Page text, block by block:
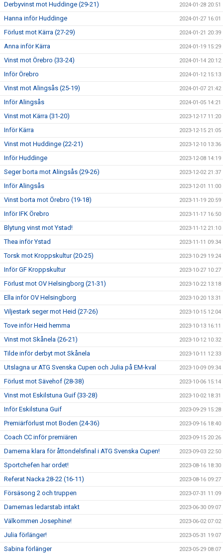
Derbyvinst mot Huddinge (29-21) 2024-01-28 20:51
Hanna inför Huddinge 2024-01-27 16:01
Förlust mot Kärra (27-29) 2024-01-21 20:39
Anna inför Kärra 2024-01-19 15:29
Vinst mot Örebro (33-24) 2024-01-14 20:12
Inför Örebro 2024-01-12 15:13
Vinst mot Alingsås (25-19) 2024-01-07 21:42
Inför Alingsås 2024-01-05 14:21
Vinst mot Kärra (31-20) 2023-12-17 11:20
Inför Kärra 2023-12-15 21:05
Vinst mot Huddinge (22-21) 2023-12-10 13:36
Inför Huddinge 2023-12-08 14:19
Seger borta mot Alingsås (29-26) 2023-12-02 21:37
Inför Alingsås 2023-12-01 11:00
Vinst borta mot Örebro (19-18) 2023-11-19 20:59
Inför IFK Örebro 2023-11-17 16:50
Blytung vinst mot Ystad! 2023-11-12 21:10
Thea inför Ystad 2023-11-11 09:34
Torsk mot Kroppskultur (20-25) 2023-10-29 19:24
Inför GF Kroppskultur 2023-10-27 10:27
Förlust mot OV Helsingborg (21-31) 2023-10-22 13:18
Ella inför OV Helsingborg 2023-10-20 13:31
Viljestark seger mot Heid (27-26) 2023-10-15 12:04
Tove inför Heid hemma 2023-10-13 16:11
Vinst mot Skånela (26-21) 2023-10-12 10:32
Tilde inför derbyt mot Skånela 2023-10-11 12:33
Utslagna ur ATG Svenska Cupen och Julia på EM-kval 2023-10-09 09:34
Förlust mot Sävehof (28-38) 2023-10-06 15:14
Vinst mot Eskilstuna Guif (33-28) 2023-10-02 18:31
Inför Eskilstuna Guif 2023-09-29 15:28
Premiärförlust mot Boden (24-36) 2023-09-16 18:40
Coach CC inför premiären 2023-09-15 20:26
Damerna klara för åttondelsfinal i ATG Svenska Cupen! 2023-09-03 22:50
Sportchefen har ordet! 2023-08-16 18:30
Referat Nacka 28-22 (16-11) 2023-08-16 09:27
Försäsong 2 och truppen 2023-07-31 11:09
Damernas ledarstab intakt 2023-06-30 09:07
Välkommen Josephine! 2023-06-02 07:02
Julia förlänger! 2023-05-31 19:07
Sabina förlänger 2023-05-29 08:07